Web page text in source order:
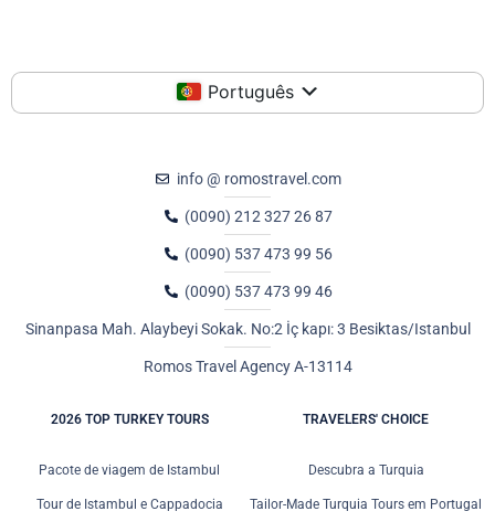
Português
info @ romostravel.com
(0090) 212 327 26 87
(0090) 537 473 99 56
(0090) 537 473 99 46
Sinanpasa Mah. Alaybeyi Sokak. No:2 İç kapı: 3 Besiktas/Istanbul
Romos Travel Agency A-13114
2026 TOP TURKEY TOURS
Pacote de viagem de Istambul
Tour de Istambul e Cappadocia
TRAVELERS' CHOICE
Descubra a Turquia
Tailor-Made Turquia Tours em Portugal